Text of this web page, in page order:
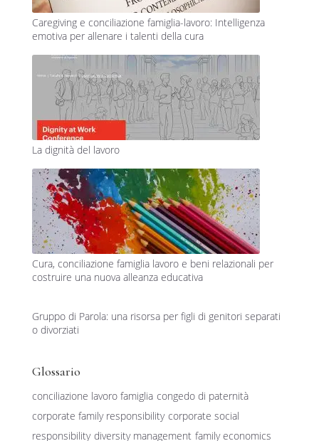
Caregiving e conciliazione famiglia-lavoro: Intelligenza
emotiva per allenare i talenti della cura
La dignità del lavoro
Cura, conciliazione famiglia lavoro e beni relazionali per
costruire una nuova alleanza educativa
Gruppo di Parola: una risorsa per figli di genitori separati
o divorziati
Glossario
conciliazione lavoro famiglia congedo di paternità
corporate family responsibility corporate social
responsibility diversity management family economics